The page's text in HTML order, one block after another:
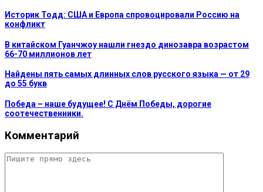
Историк Тодд: США и Европа спровоцировали Россию на
конфликт
В китайском Гуанчжоу нашли гнездо динозавра возрастом
66-70 миллионов лет
Найдены пять самых длинных слов русского языка — от 29
до 55 букв
Победа – наше будущее! С Днём Победы, дорогие
соотечественники.
Комментарий